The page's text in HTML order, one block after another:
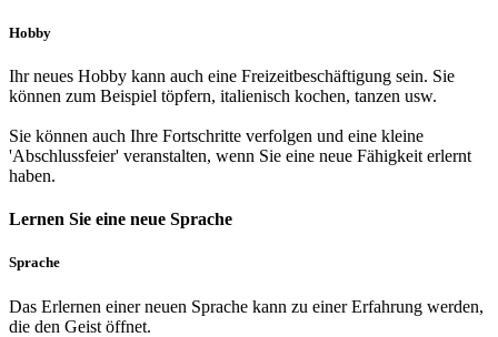
Hobby
Ihr neues Hobby kann auch eine Freizeitbeschäftigung sein. Sie
können zum Beispiel töpfern, italienisch kochen, tanzen usw.
Sie können auch Ihre Fortschritte verfolgen und eine kleine
'Abschlussfeier' veranstalten, wenn Sie eine neue Fähigkeit erlernt
haben.
Lernen Sie eine neue Sprache
Sprache
Das Erlernen einer neuen Sprache kann zu einer Erfahrung werden,
die den Geist öffnet.